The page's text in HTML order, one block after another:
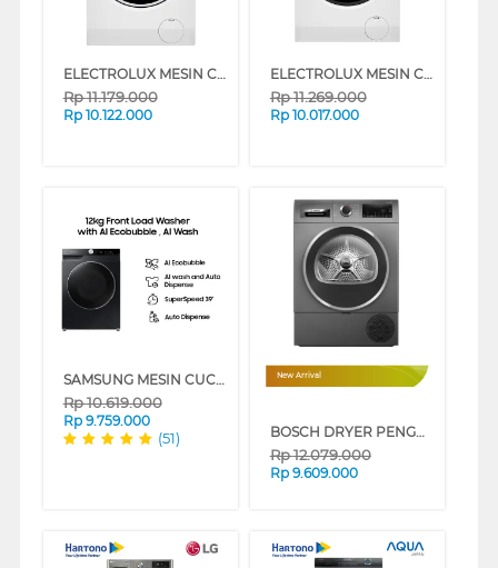
ELECTROLUX MESIN CUCI DAN DRYER PENGERING WASHER AND DRYERS 8 KG EWW8024P3WC
Rp11.179.000
Rp 10.122.000
ELECTROLUX MESIN CUCI FRONT LOADING WASHER 9 KG EWF9023P5WC
Rp11.269.000
Rp 10.017.000
SAMSUNG MESIN CUCI FRONT LOADING WASHER 12 KG WW12CGP44DSBSE
Rp10.619.000
Rp 9.759.000
(51)
New Arrival
BOSCH DRYER PENGERING ELECTRIC DRYER 10 KG WQG25303ID
Rp12.079.000
Rp 9.609.000